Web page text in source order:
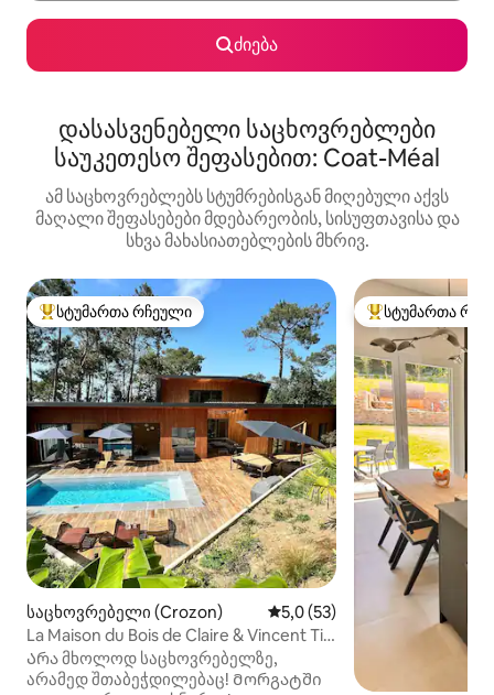
ძიება
დასასვენებელი საცხოვრებლები
საუკეთესო შეფასებით: Coat-Méal
ამ საცხოვრებლებს სტუმრებისგან მიღებული აქვს
მაღალი შეფასებები მდებარეობის, სისუფთავისა და
სხვა მახასიათებლების მხრივ.
სტუმართა რჩეული მოწინავე ვარიანტი
სტუმართა რჩეული
საცხოვრებელი (Crozon) საშუალო შეფასებაა 5‑დან
5,0 (53)
La Maison du Bois de Claire & Vincent Ti
Ar C Hoad
Არა მხოლოდ საცხოვრებელზე,
არამედ შთაბეჭდილებაც! Მორგატში
სტუმართა
სტუმართა